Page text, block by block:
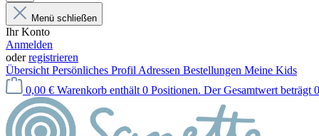
Menü schließen
Ihr Konto
Anmelden
oderregistrieren
Übersicht Persönliches Profil Adressen Bestellungen Meine Kids
0,00 € Warenkorb enthält 0 Positionen. Der Gesamtwert beträgt